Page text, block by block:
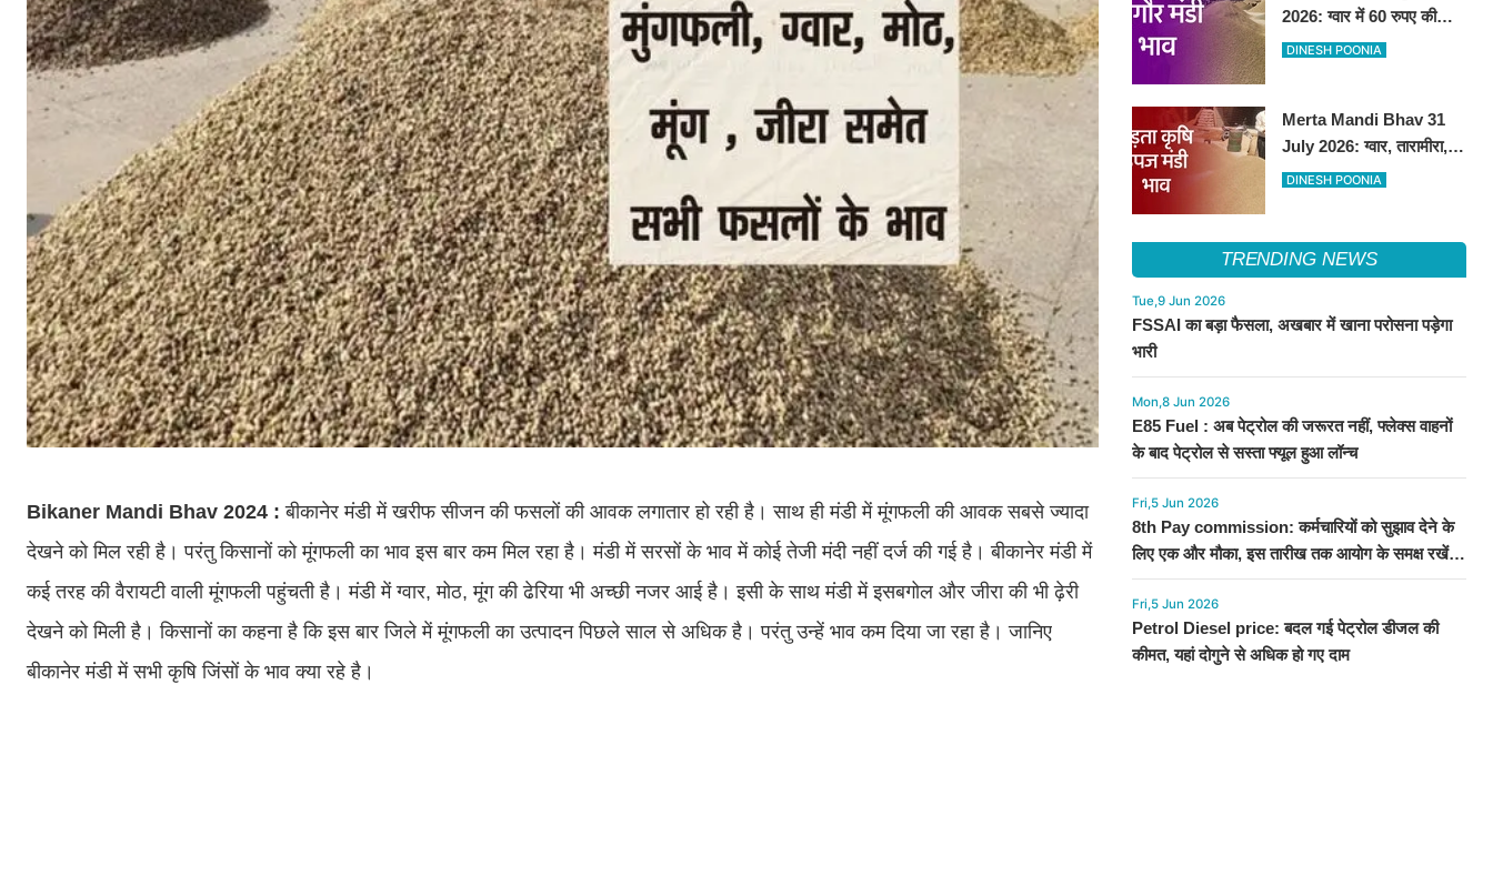
Bikaner Mandi Bhav 2024 : बीकानेर मंडी में खरीफ सीजन की फसलों की आवक लगातार हो रही है। साथ ही मंडी में मूंगफली की आवक सबसे ज्यादा
देखने को मिल रही है। परंतु किसानों को मूंगफली का भाव इस बार कम मिल रहा है। मंडी में सरसों के भाव में कोई तेजी मंदी नहीं दर्ज की गई है। बीकानेर मंडी में
कई तरह की वैरायटी वाली मूंगफली पहुंचती है। मंडी में ग्वार, मोठ, मूंग की ढेरिया भी अच्छी नजर आई है। इसी के साथ मंडी में इसबगोल और जीरा की भी ढ़ेरी
देखने को मिली है। किसानों का कहना है कि इस बार जिले में मूंगफली का उत्पादन पिछले साल से अधिक है। परंतु उन्हें भाव कम दिया जा रहा है। जानिए
बीकानेर मंडी में सभी कृषि जिंसों के भाव क्या रहे है।
2026: ग्वार में 60 रुपए की
तेजी, अन्य फसलों के भाव रहे
DINESH POONIA
Merta Mandi Bhav 31
July 2026: ग्वार, तारामीरा,
असालिया में तेजी, चना, सुवा,
DINESH POONIA
TRENDING NEWS
Tue,9 Jun 2026
FSSAI का बड़ा फैसला, अखबार में खाना परोसना पड़ेगा
भारी
Mon,8 Jun 2026
E85 Fuel : अब पेट्रोल की जरूरत नहीं, फ्लेक्स वाहनों
के बाद पेट्रोल से सस्ता फ्यूल हुआ लॉन्च
Fri,5 Jun 2026
8th Pay commission: कर्मचारियों को सुझाव देने के
लिए एक और मौका, इस तारीख तक आयोग के समक्ष रखें
अपनी बात
Fri,5 Jun 2026
Petrol Diesel price: बदल गई पेट्रोल डीजल की
कीमत, यहां दोगुने से अधिक हो गए दाम